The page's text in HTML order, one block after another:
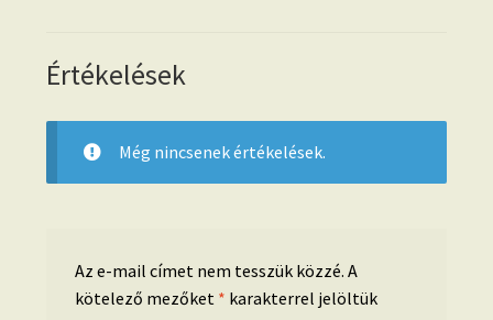
Értékelések
Még nincsenek értékelések.
Az e-mail címet nem tesszük közzé. A
kötelező mezőket * karakterrel jelöltük